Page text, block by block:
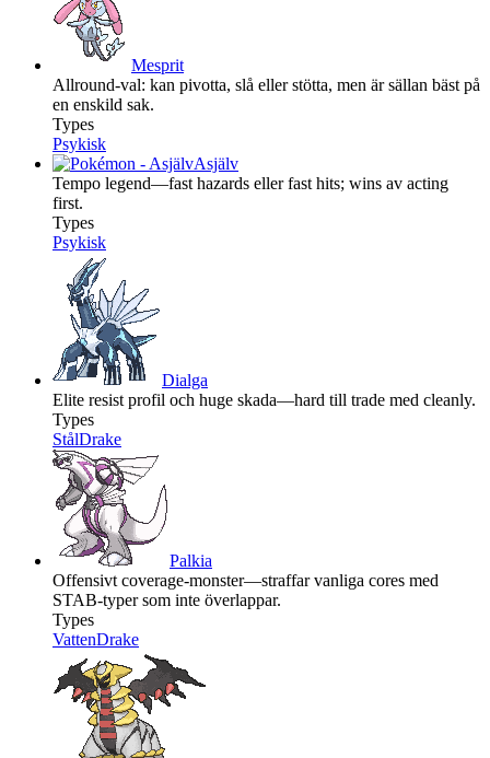
Mesprit
Allround-val: kan pivotta, slå eller stötta, men är sällan bäst på
en enskild sak.
Types
Psykisk
Asjälv
Tempo legend—fast hazards eller fast hits; wins av acting
first.
Types
Psykisk
Dialga
Elite resist profil och huge skada—hard till trade med cleanly.
Types
StålDrake
Palkia
Offensivt coverage-monster—straffar vanliga cores med
STAB-typer som inte överlappar.
Types
VattenDrake